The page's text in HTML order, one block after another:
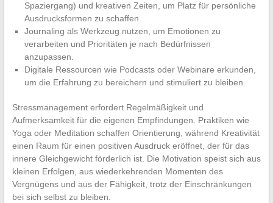
Spaziergang) und kreativen Zeiten, um Platz für persönliche
Ausdrucksformen zu schaffen.
Journaling als Werkzeug nutzen, um Emotionen zu
verarbeiten und Prioritäten je nach Bedürfnissen
anzupassen.
Digitale Ressourcen wie Podcasts oder Webinare erkunden,
um die Erfahrung zu bereichern und stimuliert zu bleiben.
Stressmanagement erfordert Regelmäßigkeit und
Aufmerksamkeit für die eigenen Empfindungen. Praktiken wie
Yoga oder Meditation schaffen Orientierung, während Kreativität
einen Raum für einen positiven Ausdruck eröffnet, der für das
innere Gleichgewicht förderlich ist. Die Motivation speist sich aus
kleinen Erfolgen, aus wiederkehrenden Momenten des
Vergnügens und aus der Fähigkeit, trotz der Einschränkungen
bei sich selbst zu bleiben.